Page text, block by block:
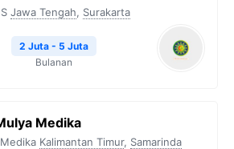
Jawa Tengah, Surakarta
2 Juta - 5 Juta
Bulanan
Medika
Kalimantan Timur, Samarinda